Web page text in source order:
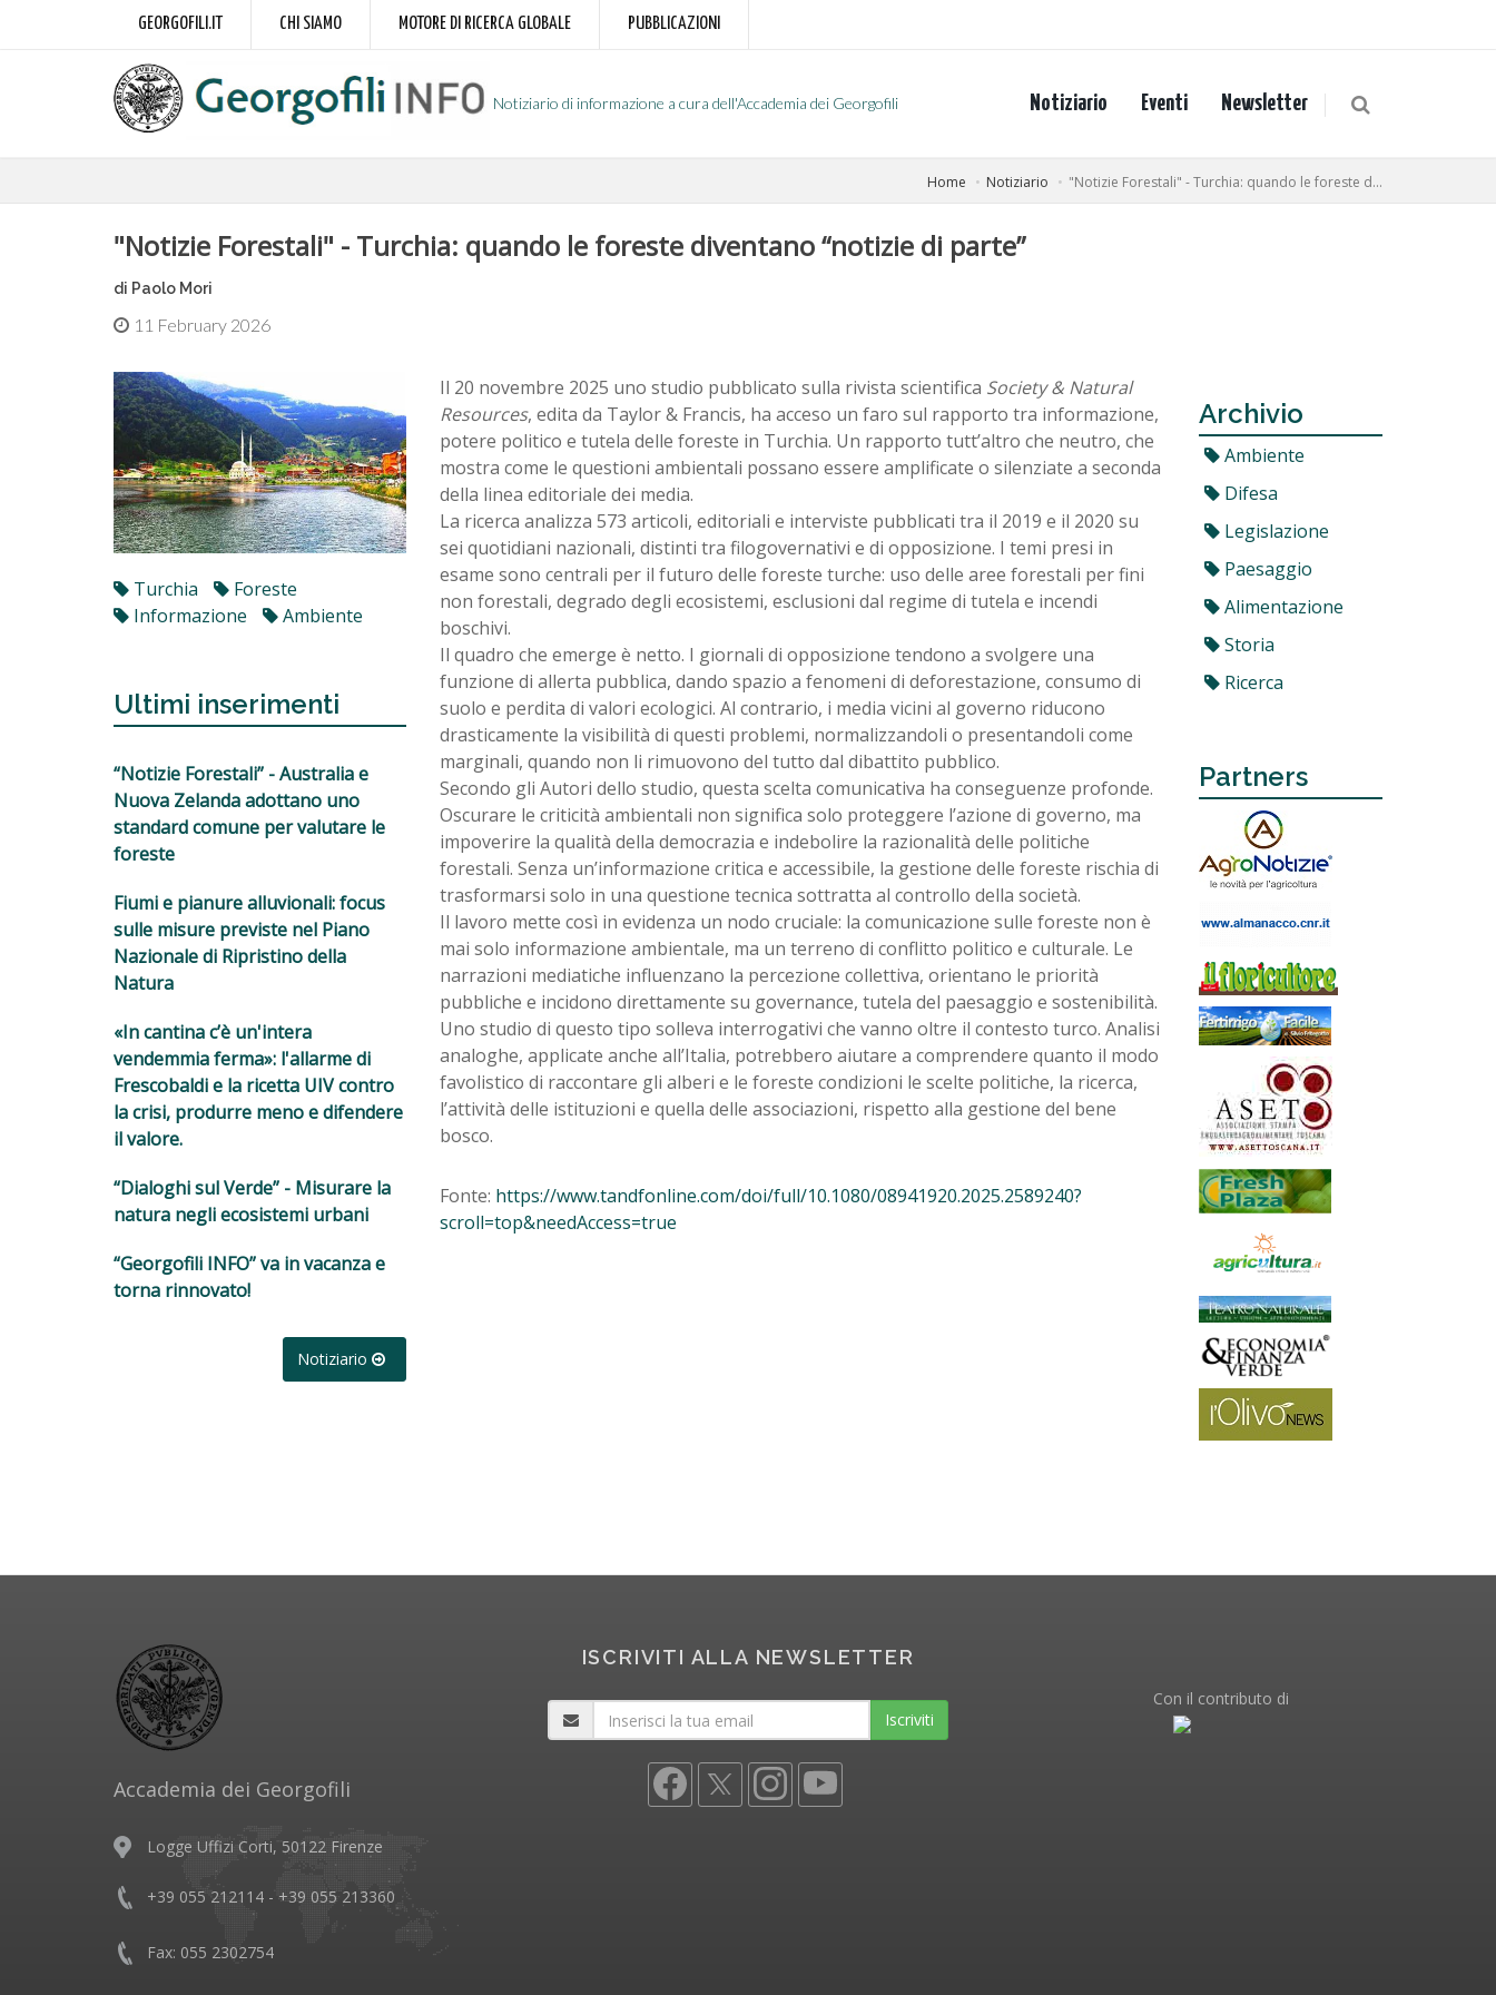
GEORGOFILI.IT CHI SIAMO MOTORE DI RICERCA GLOBALE PUBBLICAZIONI
Notiziario di informazione a cura dell'Accademia dei Georgofili Notiziario Eventi Newsletter
Home Notiziario "Notizie Forestali" - Turchia: quando le foreste d...
"Notizie Forestali" - Turchia: quando le foreste diventano “notizie di parte”
di Paolo Mori
11 February 2026
Turchia
Foreste
Informazione
Ambiente
Ultimi inserimenti
“Notizie Forestali” - Australia e
Nuova Zelanda adottano uno
standard comune per valutare le
foreste
Fiumi e pianure alluvionali: focus
sulle misure previste nel Piano
Nazionale di Ripristino della
Natura
«In cantina c’è un'intera
vendemmia ferma»: l'allarme di
Frescobaldi e la ricetta UIV contro
la crisi, produrre meno e difendere
il valore.
“Dialoghi sul Verde” - Misurare la
natura negli ecosistemi urbani
“Georgofili INFO” va in vacanza e
torna rinnovato!
Notiziario
Il 20 novembre 2025 uno studio pubblicato sulla rivista scientifica Society & Natural
Resources, edita da Taylor & Francis, ha acceso un faro sul rapporto tra informazione,
potere politico e tutela delle foreste in Turchia. Un rapporto tutt’altro che neutro, che
mostra come le questioni ambientali possano essere amplificate o silenziate a seconda
della linea editoriale dei media.
La ricerca analizza 573 articoli, editoriali e interviste pubblicati tra il 2019 e il 2020 su
sei quotidiani nazionali, distinti tra filogovernativi e di opposizione. I temi presi in
esame sono centrali per il futuro delle foreste turche: uso delle aree forestali per fini
non forestali, degrado degli ecosistemi, esclusioni dal regime di tutela e incendi
boschivi.
Il quadro che emerge è netto. I giornali di opposizione tendono a svolgere una
funzione di allerta pubblica, dando spazio a fenomeni di deforestazione, consumo di
suolo e perdita di valori ecologici. Al contrario, i media vicini al governo riducono
drasticamente la visibilità di questi problemi, normalizzandoli o presentandoli come
marginali, quando non li rimuovono del tutto dal dibattito pubblico.
Secondo gli Autori dello studio, questa scelta comunicativa ha conseguenze profonde.
Oscurare le criticità ambientali non significa solo proteggere l’azione di governo, ma
impoverire la qualità della democrazia e indebolire la razionalità delle politiche
forestali. Senza un’informazione critica e accessibile, la gestione delle foreste rischia di
trasformarsi solo in una questione tecnica sottratta al controllo della società.
Il lavoro mette così in evidenza un nodo cruciale: la comunicazione sulle foreste non è
mai solo informazione ambientale, ma un terreno di conflitto politico e culturale. Le
narrazioni mediatiche influenzano la percezione collettiva, orientano le priorità
pubbliche e incidono direttamente su governance, tutela del paesaggio e sostenibilità.
Uno studio di questo tipo solleva interrogativi che vanno oltre il contesto turco. Analisi
analoghe, applicate anche all’Italia, potrebbero aiutare a comprendere quanto il modo
favolistico di raccontare gli alberi e le foreste condizioni le scelte politiche, la ricerca,
l’attività delle istituzioni e quella delle associazioni, rispetto alla gestione del bene
bosco.
Fonte: https://www.tandfonline.com/doi/full/10.1080/08941920.2025.2589240?
scroll=top&needAccess=true
Archivio
Ambiente
Difesa
Legislazione
Paesaggio
Alimentazione
Storia
Ricerca
Partners
Accademia dei Georgofili
Logge Uffizi Corti, 50122 Firenze
+39 055 212114 - +39 055 213360
Fax: 055 2302754
ISCRIVITI ALLA NEWSLETTER
Iscriviti
Con il contributo di